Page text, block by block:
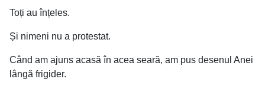
Toți au înțeles.
Și nimeni nu a protestat.
Când am ajuns acasă în acea seară, am pus desenul Anei
lângă frigider.